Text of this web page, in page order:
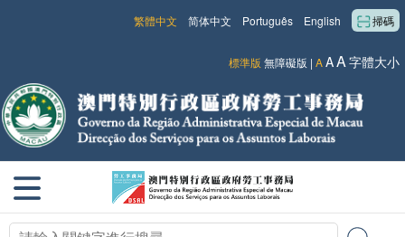
掃碼
English
Português
简体中文
繁體中文
標準版 無障礙版 | AAA字體大小